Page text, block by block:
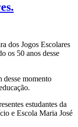
dos Jogos Escolares
os 50 anos desse
desse momento
estudantes da
e Escola Maria José